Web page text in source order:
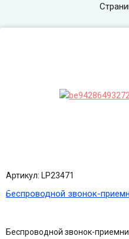
Артикул: LP23471
Беспроводной звонок-
Беспроводной звонок-